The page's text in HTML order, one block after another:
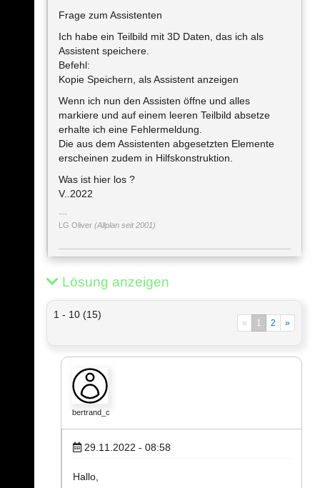
Frage zum Assistenten
Ich habe ein Teilbild mit 3D Daten, das ich als
Assistent speichere.
Befehl:
Kopie Speichern, als Assistent anzeigen
Wenn ich nun den Assisten öffne und alles
markiere und auf einem leeren Teilbild absetze
erhalte ich eine Fehlermeldung.
Die aus dem Assistenten abgesetzten Elemente
erscheinen zudem in Hilfskonstruktion.
Was ist hier los ?
V..2022
LG Oliver (Allplan seit 2001)
Lösung anzeigen
1 - 10 (15)
« 1 2 »
bertrand_c
29.11.2022 - 08:58
Hallo,